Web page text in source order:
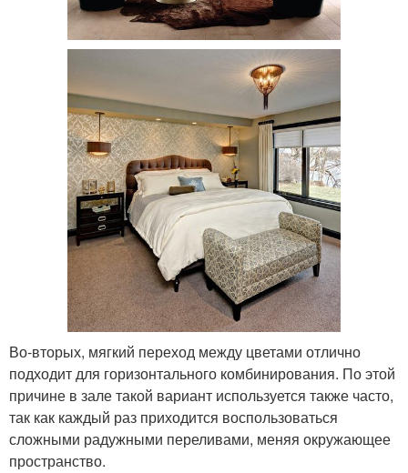
Во-вторых, мягкий переход между цветами отлично
подходит для горизонтального комбинирования. По этой
причине в зале такой вариант используется также часто,
так как каждый раз приходится воспользоваться
сложными радужными переливами, меняя окружающее
пространство.